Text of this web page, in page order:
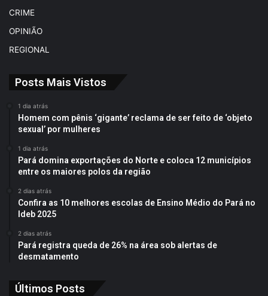
CRIME
OPINIÃO
REGIONAL
Posts Mais Vistos
1 dia atrás
Homem com pênis ‘gigante’ reclama de ser feito de ‘objeto
sexual’ por mulheres
1 dia atrás
Pará domina exportações do Norte e coloca 12 municípios
entre os maiores polos da região
2 dias atrás
Confira as 10 melhores escolas de Ensino Médio do Pará no
Ideb 2025
2 dias atrás
Pará registra queda de 26% na área sob alertas de
desmatamento
Últimos Posts